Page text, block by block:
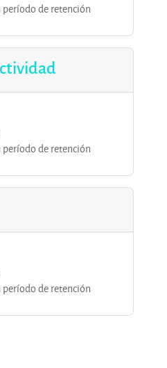
de retención
de retención
de retención